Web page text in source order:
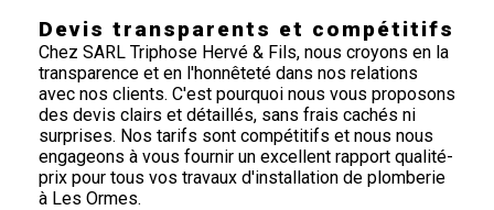
Devis transparents et compétitifs
Chez SARL Triphose Hervé & Fils, nous croyons en la
transparence et en l'honnêteté dans nos relations
avec nos clients. C'est pourquoi nous vous proposons
des devis clairs et détaillés, sans frais cachés ni
surprises. Nos tarifs sont compétitifs et nous nous
engageons à vous fournir un excellent rapport qualité-
prix pour tous vos travaux d'installation de plomberie
à Les Ormes.